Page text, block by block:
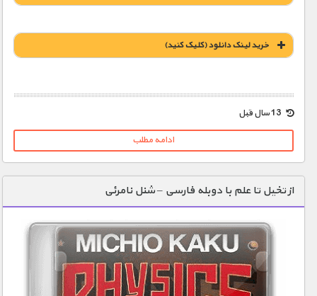
خريد لينک دانلود (کليک کنيد)
1900 تومان – خريد لينک دانلود (افزودن به سبد خريد)
ادامه مطلب
از تخیل تا علم با دوبله فارسی – شنل نامرئی